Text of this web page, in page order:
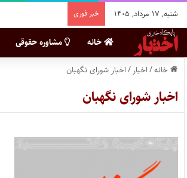
شنبه, ۱۷ مرداد, ۱۴۰۵ خبر فوری
خانه مشاوره حقوقی
خانه/اخبار /اخبار شورای نگهبان
اخبار شورای نگهبان